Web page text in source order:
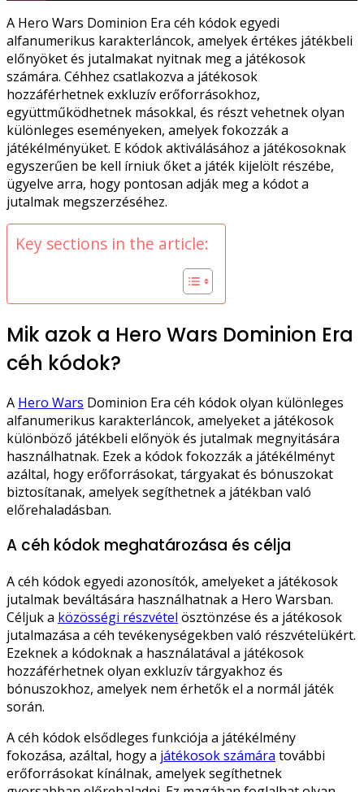
A Hero Wars Dominion Era céh kódok egyedi
alfanumerikus karakterláncok, amelyek értékes játékbeli
előnyöket és jutalmakat nyitnak meg a játékosok
számára. Céhhez csatlakozva a játékosok
hozzáférhetnek exkluzív erőforrásokhoz,
együttműködhetnek másokkal, és részt vehetnek olyan
különleges eseményeken, amelyek fokozzák a
játékélményüket. E kódok aktiválásához a játékosoknak
egyszerűen be kell írniuk őket a játék kijelölt részébe,
ügyelve arra, hogy pontosan adják meg a kódot a
jutalmak megszerzéséhez.
Key sections in the article:
Mik azok a Hero Wars Dominion Era
céh kódok?
A Hero Wars Dominion Era céh kódok olyan különleges
alfanumerikus karakterláncok, amelyeket a játékosok
különböző játékbeli előnyök és jutalmak megnyitására
használhatnak. Ezek a kódok fokozzák a játékélményt
azáltal, hogy erőforrásokat, tárgyakat és bónuszokat
biztosítanak, amelyek segíthetnek a játékban való
előrehaladásban.
A céh kódok meghatározása és célja
A céh kódok egyedi azonosítók, amelyeket a játékosok
jutalmak beváltására használhatnak a Hero Warsban.
Céljuk a közösségi részvétel ösztönzése és a játékosok
jutalmazása a céh tevékenységekben való részvételükért.
Ezeknek a kódoknak a használatával a játékosok
hozzáférhetnek olyan exkluzív tárgyakhoz és
bónuszokhoz, amelyek nem érhetők el a normál játék
során.
A céh kódok elsődleges funkciója a játékélmény
fokozása, azáltal, hogy a játékosok számára további
erőforrásokat kínálnak, amelyek segíthetnek